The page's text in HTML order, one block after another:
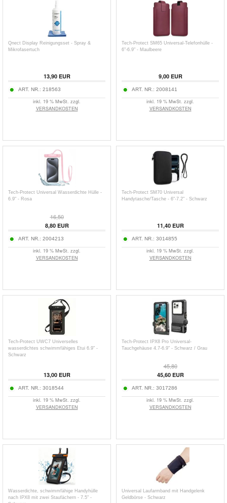
Qnect Display Reinigungsset - Spray &
Mikrofasertuch
13,90EUR
ART. NR.: 218563
inkl. 19 % MwSt. zzgl.
VERSANDKOSTEN
Tech-Protect SM65 Universal-Telefonhülle -
6"-6.9" - Maulbeere
9,00EUR
ART. NR.: 2008141
inkl. 19 % MwSt. zzgl.
VERSANDKOSTEN
Tech-Protect Universal Wasserdichte Hülle -
6.9" - Rosa
16,50
8,80EUR
ART. NR.: 2004213
inkl. 19 % MwSt. zzgl.
VERSANDKOSTEN
Tech-Protect SM70 Universal
Handytasche/Tasche - 6"-7.2" - Schwarz
11,40EUR
ART. NR.: 3014855
inkl. 19 % MwSt. zzgl.
VERSANDKOSTEN
Tech-Protect UWC7 Universelles
wasserdichtes schwimmfähiges Etui 6.9" -
Schwarz
13,00EUR
ART. NR.: 3018544
inkl. 19 % MwSt. zzgl.
VERSANDKOSTEN
Tech-Protect IPX8 Pro Universal-
Tauchgehäuse 4.7-6.9" - Schwarz / Grau
45,80
45,60EUR
ART. NR.: 3017286
inkl. 19 % MwSt. zzgl.
VERSANDKOSTEN
Wasserdichte, schwimmfähige Handyhülle
nach IPX8 mit zwei Staufächern - 7.5" -
Universal Laufarmband mit Handgelenk
Geldbörse - Schwarz